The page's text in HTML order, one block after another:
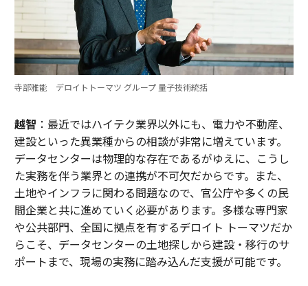
寺部雅能 デロイトトーマツ グループ 量子技術統括
越智 ：最近ではハイテク業界以外にも、電力や不動産、
建設といった異業種からの相談が非常に増えています。
データセンターは物理的な存在であるがゆえに、こうし
た実務を伴う業界との連携が不可欠だからです。また、
土地やインフラに関わる問題なので、官公庁や多くの民
間企業と共に進めていく必要があります。多様な専門家
や公共部門、全国に拠点を有するデロイト トーマツだか
らこそ、データセンターの土地探しから建設・移行のサ
ポートまで、現場の実務に踏み込んだ支援が可能です。